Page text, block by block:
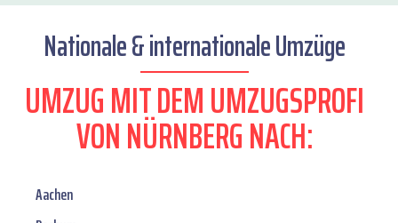
Nationale & internationale Umzüge
UMZUG MIT DEM UMZUGSPROFI
VON NÜRNBERG NACH:
Aachen